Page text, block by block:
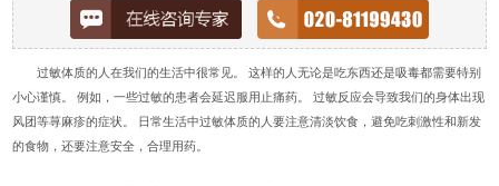
过敏体质的人在我们的生活中很常见。 这样的人无论是吃东西还是吸毒都需要特别
小心谨慎。 例如，一些过敏的患者会延迟服用止痛药。 过敏反应会导致我们的身体出现
风团等荨麻疹的症状。 日常生活中过敏体质的人要注意清淡饮食，避免吃刺激性和新发
的食物，还要注意安全，合理用药。